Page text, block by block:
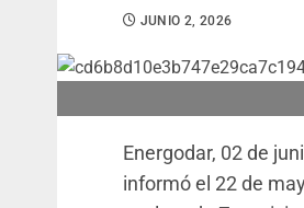
JUNIO 2, 2026
Energodar, 02 de
informó el 22 de